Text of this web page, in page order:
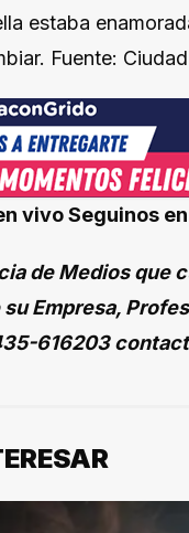
estaba
Fuente:
vivoSeguinos
de Medios
Empresa,
616203